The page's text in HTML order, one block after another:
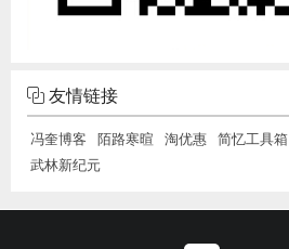
友情链接
冯奎博客 陌路寒暄 淘优惠 简忆工具箱
武林新纪元